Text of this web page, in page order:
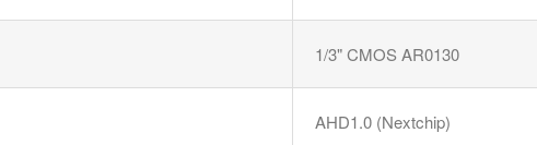
1/3" CMOS AR0130
AHD1.0 (Nextchip)